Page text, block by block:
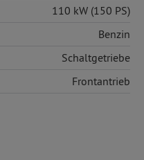
110 kW (150 PS)
Benzin
Schaltgetriebe
Frontantrieb